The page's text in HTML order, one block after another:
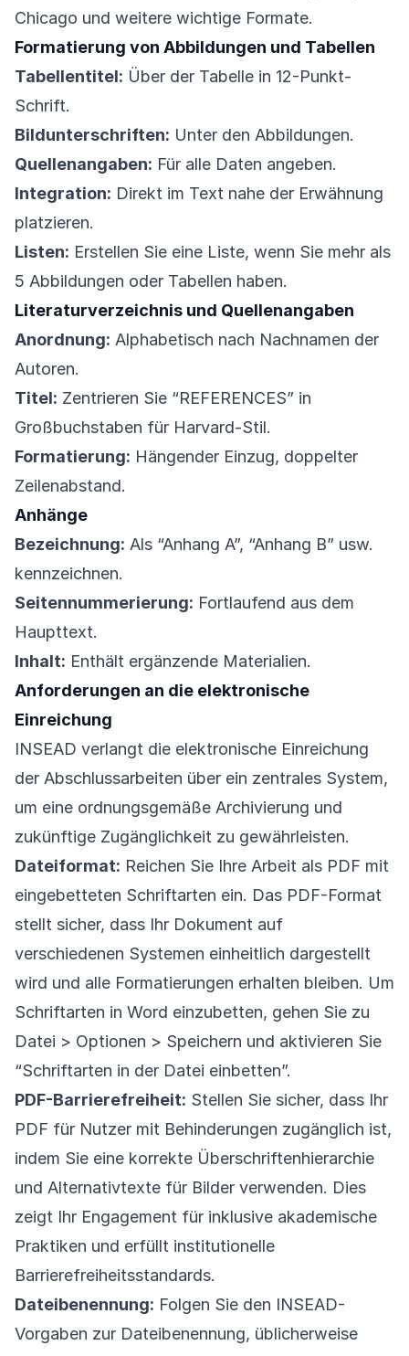
Chicago und weitere wichtige Formate.
Formatierung von Abbildungen und Tabellen
Tabellentitel: Über der Tabelle in 12-Punkt-
Schrift.
Bildunterschriften: Unter den Abbildungen.
Quellenangaben: Für alle Daten angeben.
Integration: Direkt im Text nahe der Erwähnung
platzieren.
Listen: Erstellen Sie eine Liste, wenn Sie mehr als
5 Abbildungen oder Tabellen haben.
Literaturverzeichnis und Quellenangaben
Anordnung: Alphabetisch nach Nachnamen der
Autoren.
Titel: Zentrieren Sie “REFERENCES” in
Großbuchstaben für Harvard-Stil.
Formatierung: Hängender Einzug, doppelter
Zeilenabstand.
Anhänge
Bezeichnung: Als “Anhang A”, “Anhang B” usw.
kennzeichnen.
Seitennummerierung: Fortlaufend aus dem
Haupttext.
Inhalt: Enthält ergänzende Materialien.
Anforderungen an die elektronische
Einreichung
INSEAD verlangt die elektronische Einreichung
der Abschlussarbeiten über ein zentrales System,
um eine ordnungsgemäße Archivierung und
zukünftige Zugänglichkeit zu gewährleisten.
Dateiformat: Reichen Sie Ihre Arbeit als PDF mit
eingebetteten Schriftarten ein. Das PDF-Format
stellt sicher, dass Ihr Dokument auf
verschiedenen Systemen einheitlich dargestellt
wird und alle Formatierungen erhalten bleiben. Um
Schriftarten in Word einzubetten, gehen Sie zu
Datei > Optionen > Speichern und aktivieren Sie
“Schriftarten in der Datei einbetten”.
PDF-Barrierefreiheit: Stellen Sie sicher, dass Ihr
PDF für Nutzer mit Behinderungen zugänglich ist,
indem Sie eine korrekte Überschriftenhierarchie
und Alternativtexte für Bilder verwenden. Dies
zeigt Ihr Engagement für inklusive akademische
Praktiken und erfüllt institutionelle
Barrierefreiheitsstandards.
Dateibenennung: Folgen Sie den INSEAD-
Vorgaben zur Dateibenennung, üblicherweise